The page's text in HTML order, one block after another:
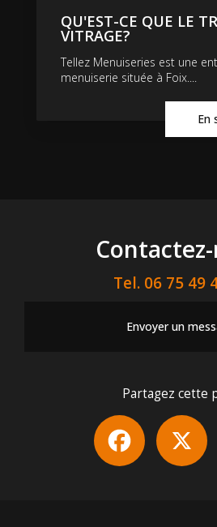
QU'EST-CE QUE LE
VITRAGE?
Tellez Menuiseries est une
menuiserie située à Foix....
En
Tel. 06 75 49
Envoyer un
Partagez cette
Facebook